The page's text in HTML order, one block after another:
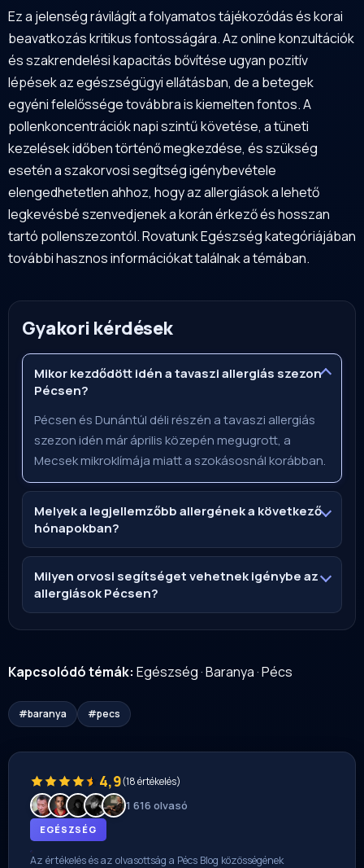
Ez a jelenség rávilágít a folyamatos tájékozódás és korai
beavatkozás kritikus fontosságára. Az online konzultációk
és szakrendelési kapacitás bővítése ugyan pozitív
lépések az egészségügyi ellátásban, de a betegek
egyéni felelőssége továbbra is kiemelten fontos. A
pollenkoncentrációk napi szintű követése, a tüneti
kezelések időben történő megkezdése, és szükség
esetén a szakorvosi segítség igénybevétele
elengedhetetlen ahhoz, hogy az allergiások a lehető
legkevésbé szenvedjenek a korán érkező és hosszan
tartó pollenszezontól. RovatunkEgészség kategóriájában
további hasznos információkat találnak a témában.
Gyakori kérdések
Mikor kezdődött idén a tavaszi allergiás szezon
Pécsen?
Pécsen és Dunántúl déli részén a tavaszi allergiás
szezon idén már április közepén megugrott, a
Mecsek mikroklímája miatt a szokásosnál korábban.
Melyek a legjellemzőbb allergének a következő
hónapokban?
Milyen orvosi segítséget vehetnek igénybe az
allergiások Pécsen?
Kapcsolódó témák: Egészség·Baranya·Pécs
#baranya #pecs
4,9(18 értékelés)
1 616 olvasó
EGÉSZSÉG
Az értékelés és az olvasottság a Pécs Blog közösségének